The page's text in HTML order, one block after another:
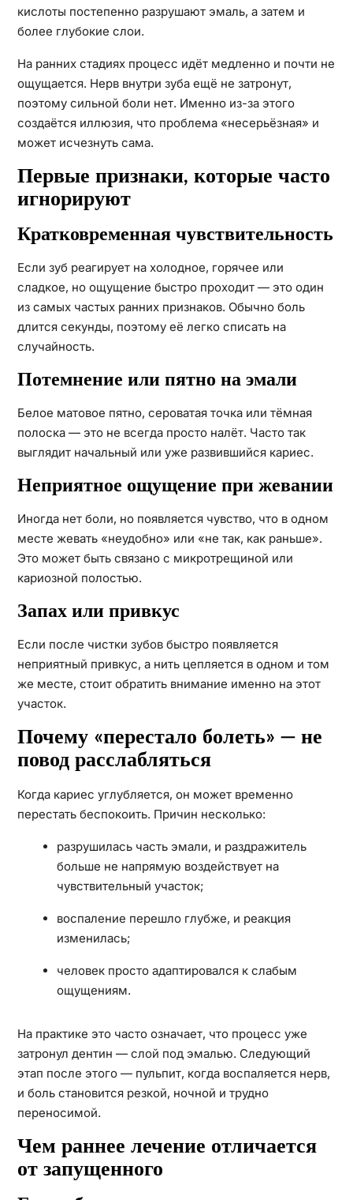
кислоты постепенно разрушают эмаль, а затем и
более глубокие слои.
На ранних стадиях процесс идёт медленно и почти не
ощущается. Нерв внутри зуба ещё не затронут,
поэтому сильной боли нет. Именно из-за этого
создаётся иллюзия, что проблема «несерьёзная» и
может исчезнуть сама.
Первые признаки, которые часто
игнорируют
Кратковременная чувствительность
Если зуб реагирует на холодное, горячее или
сладкое, но ощущение быстро проходит — это один
из самых частых ранних признаков. Обычно боль
длится секунды, поэтому её легко списать на
случайность.
Потемнение или пятно на эмали
Белое матовое пятно, сероватая точка или тёмная
полоска — это не всегда просто налёт. Часто так
выглядит начальный или уже развившийся кариес.
Неприятное ощущение при жевании
Иногда нет боли, но появляется чувство, что в одном
месте жевать «неудобно» или «не так, как раньше».
Это может быть связано с микротрещиной или
кариозной полостью.
Запах или привкус
Если после чистки зубов быстро появляется
неприятный привкус, а нить цепляется в одном и том
же месте, стоит обратить внимание именно на этот
участок.
Почему «перестало болеть» — не
повод расслабляться
Когда кариес углубляется, он может временно
перестать беспокоить. Причин несколько:
разрушилась часть эмали, и раздражитель
больше не напрямую воздействует на
чувствительный участок;
воспаление перешло глубже, и реакция
изменилась;
человек просто адаптировался к слабым
ощущениям.
На практике это часто означает, что процесс уже
затронул дентин — слой под эмалью. Следующий
этап после этого — пульпит, когда воспаляется нерв,
и боль становится резкой, ночной и трудно
переносимой.
Чем раннее лечение отличается
от запущенного